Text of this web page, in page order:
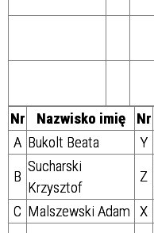
Nr
Nazwisko imię Nr
A Bukolt Beata Y
B
Sucharski
Krzysztof
Z
C Malszewski Adam X